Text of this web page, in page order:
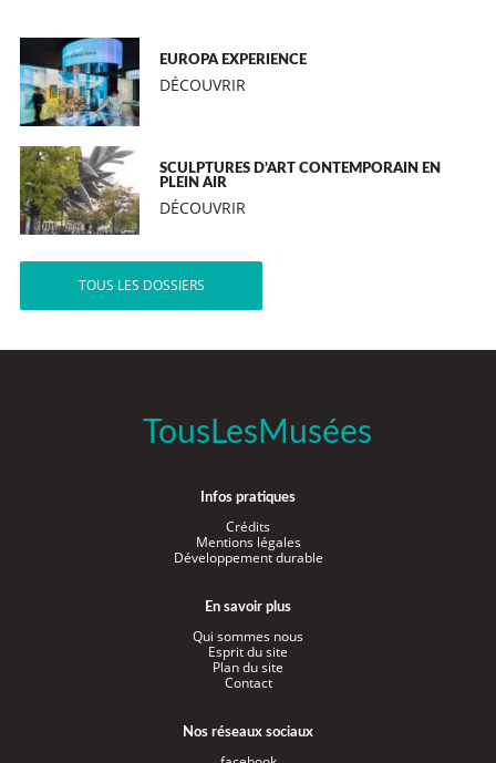
EUROPA EXPERIENCE
DÉCOUVRIR
SCULPTURES D’ART CONTEMPORAIN EN
PLEIN AIR
DÉCOUVRIR
TOUS LES DOSSIERS
TousLesMusées
Infos pratiques
Crédits
Mentions légales
Développement durable
En savoir plus
Qui sommes nous
Esprit du site
Plan du site
Contact
Nos réseaux sociaux